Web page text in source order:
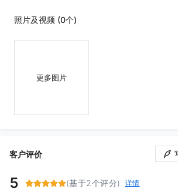
照片及视频 (0个)
更多图片
客户评价
5 (基于2个评分) 详情